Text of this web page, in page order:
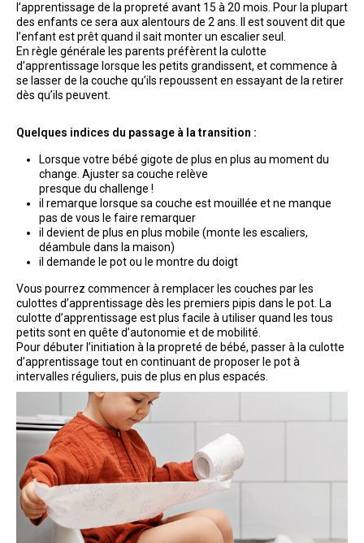
l’apprentissage de la propreté avant 15 à 20 mois. Pour la plupart
des enfants ce sera aux alentours de 2 ans. Il est souvent dit que
l’enfant est prêt quand il sait monter un escalier seul.
En règle générale les parents préfèrent la culotte
d’apprentissage lorsque les petits grandissent, et commence à
se lasser de la couche qu’ils repoussent en essayant de la retirer
dès qu’ils peuvent.
Quelques indices du passage à la transition :
Lorsque votre bébé gigote de plus en plus au moment du
change. Ajuster sa couche relève
presque du challenge !
il remarque lorsque sa couche est mouillée et ne manque
pas de vous le faire remarquer
il devient de plus en plus mobile (monte les escaliers,
déambule dans la maison)
il demande le pot ou le montre du doigt
Vous pourrez commencer à remplacer les couches par les
culottes d’apprentissage dès les premiers pipis dans le pot. La
culotte d’apprentissage est plus facile à utiliser quand les tous
petits sont en quête d’autonomie et de mobilité.
Pour débuter l’initiation à la propreté de bébé, passer à la culotte
d’apprentissage tout en continuant de proposer le pot à
intervalles réguliers, puis de plus en plus espacés.